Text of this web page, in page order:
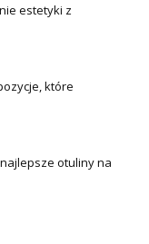
estetyki z
które
otuliny na